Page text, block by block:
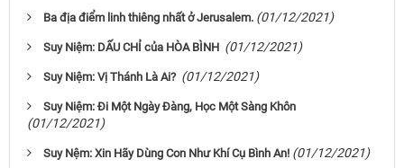
Ba địa điểm linh thiêng nhất ở Jerusalem. (01/12/2021)
Suy Niệm: DẤU CHỈ của HÒA BÌNH (01/12/2021)
Suy Niệm: Vị Thánh Là Ai? (01/12/2021)
Suy Niệm: Ði Một Ngày Ðàng, Học Một Sàng Khôn
(01/12/2021)
Suy Nệm: Xin Hãy Dùng Con Như Khí Cụ Bình An! (01/12/2021)